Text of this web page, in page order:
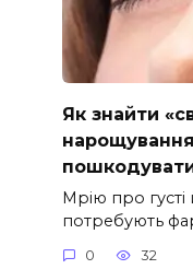
Як знайти
нарощування
Мрію про густі
потребують
0 32